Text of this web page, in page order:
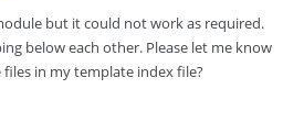
but it could not work as required.
below each other. Please let me know
in my template index file?